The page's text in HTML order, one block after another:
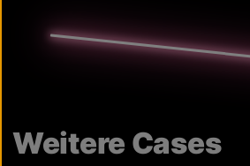
Weitere Cases